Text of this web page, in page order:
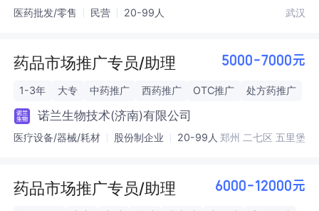
医药批发/零售 民营 20-99人 武汉
药品市场推广专员/助理 5000-7000元
1-3年 大专 中药推广 西药推广 OTC推广 处方药推广
诺兰生物技术(济南)有限公司
医疗设备/器械/耗材 股份制企业 20-99人 郑州 二七区 五里堡
药品市场推广专员/助理 6000-12000元